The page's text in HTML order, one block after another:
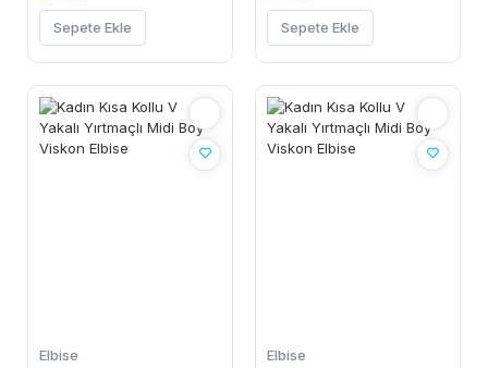
Sepete Ekle Sepete Ekle
Elbise Elbise